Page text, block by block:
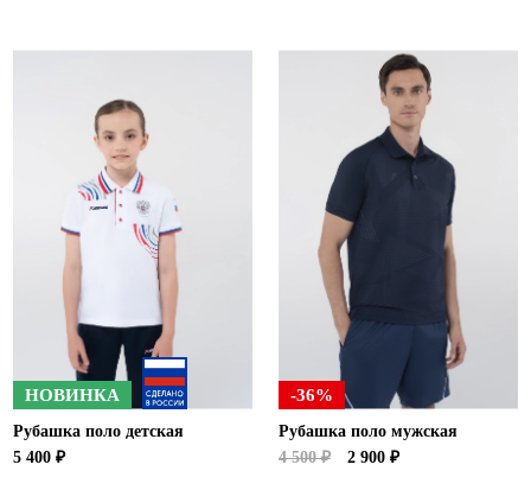
НОВИНКА
Рубашка поло детская
5 400 ₽
-36%
Рубашка поло мужская
4 500 ₽
2 900 ₽